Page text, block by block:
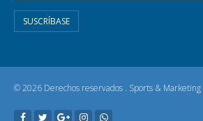
SUSCRÍBASE
© 2026 Derechos reservados . Sports & Marketing